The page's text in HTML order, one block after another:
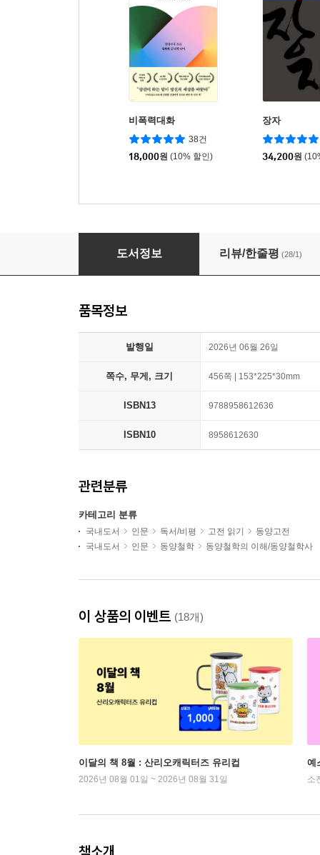
비폭력대화
38건
18,000원 (10% 할인)
장자
34,200원
도서정보 리뷰/한줄평 (28/1)
품목정보
발행일 2026년 06월 26일
쪽수, 무게, 크기 456쪽 | 153*225*30mm
ISBN13 9788958612636
ISBN10 8958612630
관련분류
카테고리 분류
국내도서 인문 독서/비평 고전 읽기
동양고전
국내도서
인문 동양철학 동양철학의 이해/동양철학사
이 상품의 이벤트 (18개)
이달의 책 8월 : 산리오캐릭터즈 유리컵
2026년 08월 01일 ~ 2026년 08월 31일
예
소
책소개